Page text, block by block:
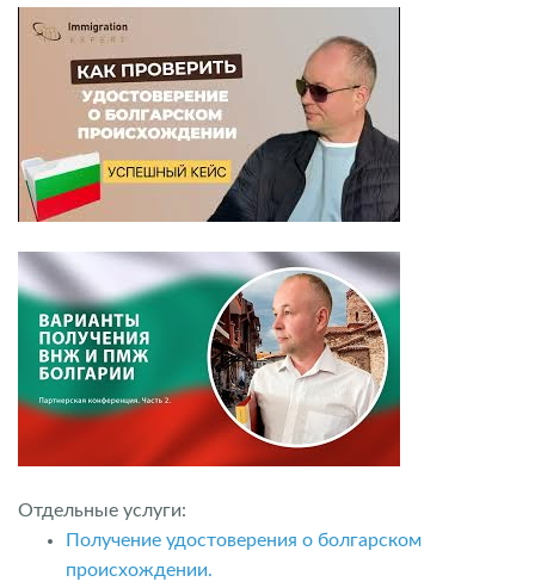
Отдельные услуги:
Получение удостоверения о болгарском
происхождении.